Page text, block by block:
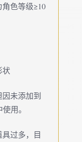
色等级≥10
状
未添加到
用。
过多，目